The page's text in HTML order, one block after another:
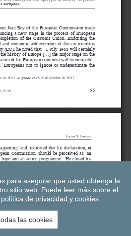
para asegurar que usted obtenga la
sitio web. Puede leer más sobre el
política de privacidad y cookies
las cookies